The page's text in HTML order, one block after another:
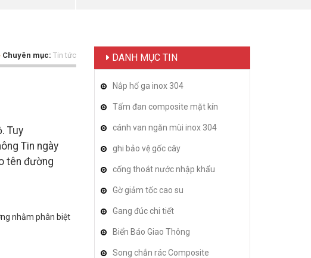
Chuyên mục: Tin tức
Tuy
Tin ngày
tên đường
nhằm phân biệt
DANH MỤC TIN
Nắp hố ga inox 304
Tấm đan composite mặt kín
cánh van ngăn mùi inox 304
ghi bảo vệ gốc cây
cống thoát nước nhập khẩu
Gờ giảm tốc cao su
Gang đúc chi tiết
Biển Báo Giao Thông
Song chắn rác Composite